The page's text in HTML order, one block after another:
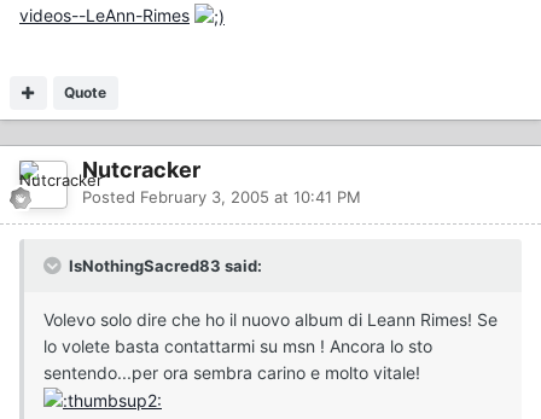
videos--LeAnn-Rimes
Quote
Nutcracker
Posted February 3, 2005 at 10:41 PM
IsNothingSacred83 said:
Volevo solo dire che ho il nuovo album di Leann Rimes! Se
lo volete basta contattarmi su msn ! Ancora lo sto
sentendo...per ora sembra carino e molto vitale!